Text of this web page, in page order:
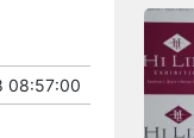
08:57:00